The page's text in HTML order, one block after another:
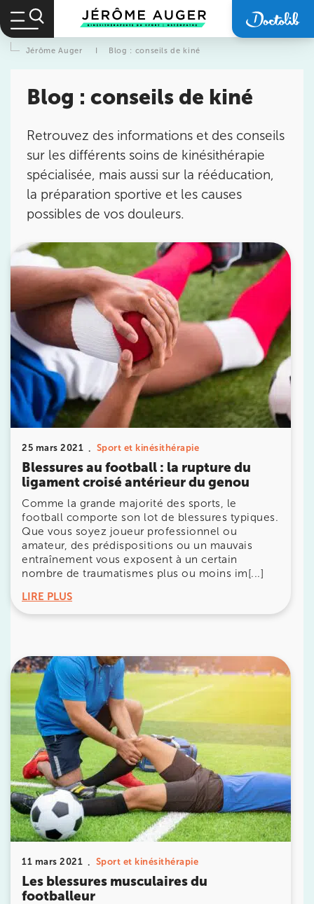
Jérôme Auger I Blog : conseils de kiné
Blog : conseils de kiné
Retrouvez des informations et des conseils
sur les différents soins de kinésithérapie
spécialisée, mais aussi sur la rééducation,
la préparation sportive et les causes
possibles de vos douleurs.
25 mars 2021 Sport et kinésithérapie
Blessures au football : la rupture du
ligament croisé antérieur du genou
Comme la grande majorité des sports, le
football comporte son lot de blessures typiques.
Que vous soyez joueur professionnel ou
amateur, des prédispositions ou un mauvais
entraînement vous exposent à un certain
nombre de traumatismes plus ou moins im[...]
LIRE PLUS
11 mars 2021 Sport et kinésithérapie
Les blessures musculaires du
footballeur
avec les équipes
de Jérôme Auger
Bénéficiez de l’expertise de Jérôme Auger
prenant rendez-vous avecses équipesdans votre
cabinetIK – Institut Kinésithérapiele plus proche
de chez vous ou chezKOSS, votre allié sport du
quotidien.
8 Av. de Camoens 75116 Paris
8 Av. de Camoens 75116 Paris
01 42 15 22 46
Prenez RDV sur
Prenez RDV sur
IK PARIS 15 – SÉGUR
75015 Paris
75015 Paris
01 43 31 00 33
Prenez RDV sur
Prenez RDV sur